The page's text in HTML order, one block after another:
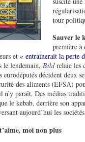
tour
Sauver le
première à
et « entraînerait la perte
le lendemain, Bildrelaie les
eurodéputés décident deux
des aliments (EFSA)
paraît. Des médias
le kebab, derrière son
aujourd’hui les
moi non plus